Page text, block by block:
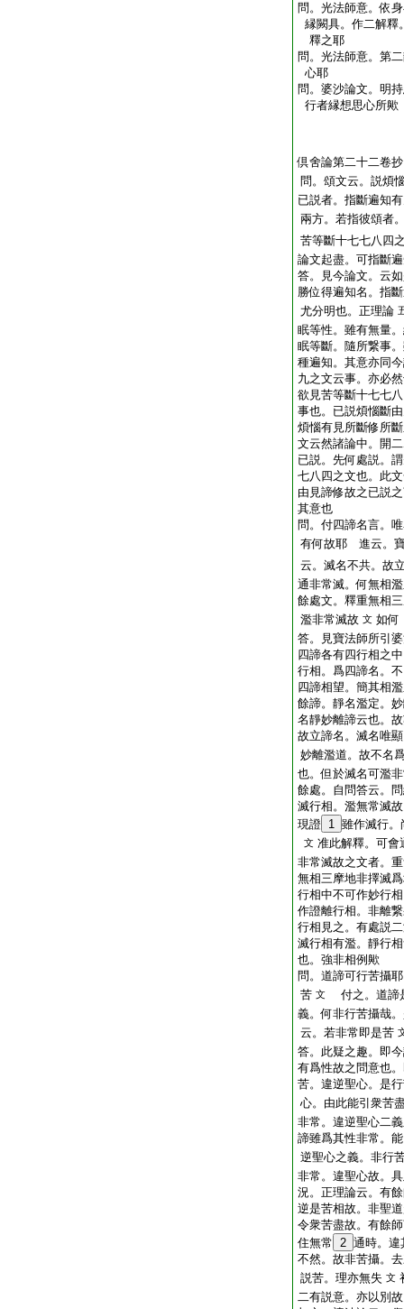
問。光法師意。依
縁闕具。作二解釋
釋之耶
問。光法師意。第
心耶
問。婆沙論文。明
行者縁想思心所歟
倶舍論第二十二卷抄
問。頌文云。説煩
已説者。指斷遍知
兩方。若指彼頌者
苦等斷十七七八四
論文起盡。可指斷
答。見今論文。云
勝位得遍知名。指
尤分明也。正理論
眠等性。雖有無量
眠等斷。隨所繋事
種遍知。其意亦同
九之文云事。亦必
欲見苦等斷十七七
事也。已説煩惱斷
煩惱有見所斷修所
文云然諸論中。開
已説。先何處説。
七八四之文也。此
由見諦修故之已説
其意也
問。付四諦名言。
有何故耶 進云。
云。滅名不共。故
通非常滅。何無相
餘處文。釋重無相
濫非常滅故 文 如何
答。見寶法師所引
四諦各有四行相之
行相。爲四諦名。
四諦相望。簡其相
餘諦。靜名濫定。
名靜妙離諦云也。
故立諦名。滅名唯
妙離濫道。故不名
也。但於滅名可濫
餘處。自問答云。
滅行相。濫無常滅
現證 1 雖作滅行。
文 准此解釋。可會
非常滅故之文者。
無相三摩地非擇滅
行相中不可作妙行
作證離行相。非離
行相見之。有處説
滅行相有濫。靜行
也。強非相例歟
問。道諦可行苦攝耶
苦 文
付之。道諦
義。何非行苦攝哉
云。若非常即是苦
答。此疑之趣。即
有爲性故之問意也
苦。違逆聖心。是
心。由此能引衆苦
非常。違逆聖心二
諦雖爲其性非常。
逆聖心之義。非行
非常。違聖心故。
況。正理論云。有
逆是苦相故。非聖
令衆苦盡故。有餘
住無常 2 通時。違
不然。故非苦攝。
説苦。理亦無失 文
二有説意。亦以別